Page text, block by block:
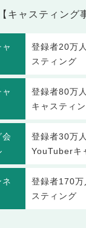
【キャスティング
登録者20万
スティング
登録者80万
キャスティ
会
登録者30万
YouTuberキ
登録者170
スティング